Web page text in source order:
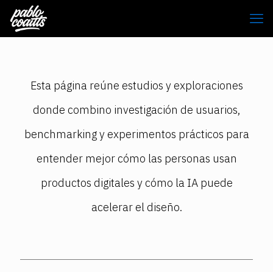
Esta página reúne estudios y exploraciones
donde combino investigación de usuarios,
benchmarking y experimentos prácticos para
entender mejor cómo las personas usan
productos digitales y cómo la IA puede
acelerar el diseño.